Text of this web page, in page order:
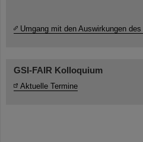
Umgang mit den Auswirkungen
GSI-FAIR Kolloquium
Aktuelle Termine